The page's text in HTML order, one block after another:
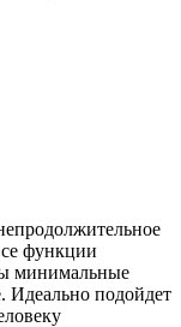
функции
минимальные
Идеально подойдет